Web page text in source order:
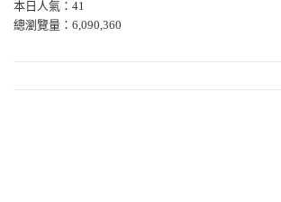
本日人氣：41
總瀏覽量：6,090,360